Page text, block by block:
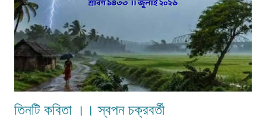
তিনটি কবিতা ।। স্বপন চক্রবর্তী